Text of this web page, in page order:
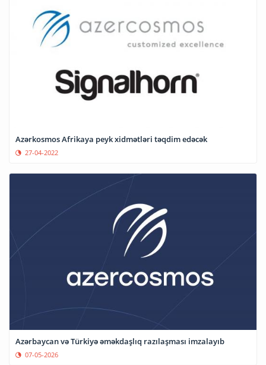
Azərkosmos Afrikaya peyk xidmətləri təqdim edəcək
27-04-2022
Azərbaycan və Türkiyə əməkdaşlıq razılaşması imzalayıb
07-05-2026